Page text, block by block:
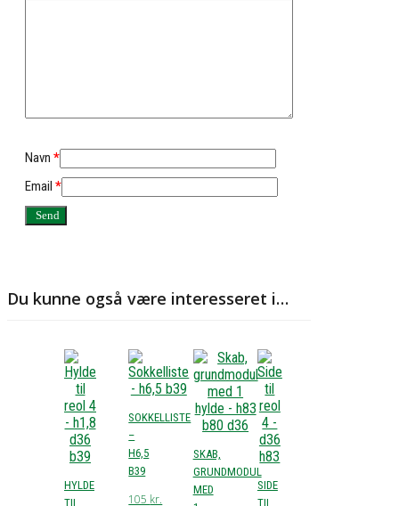
Navn *
Email *
Du kunne også være interesseret i…
HYLDE
TIL
SOKKELLISTE
–
H6,5
B39
105 kr.
SKAB,
GRUNDMODUL
MED
SIDE
TIL